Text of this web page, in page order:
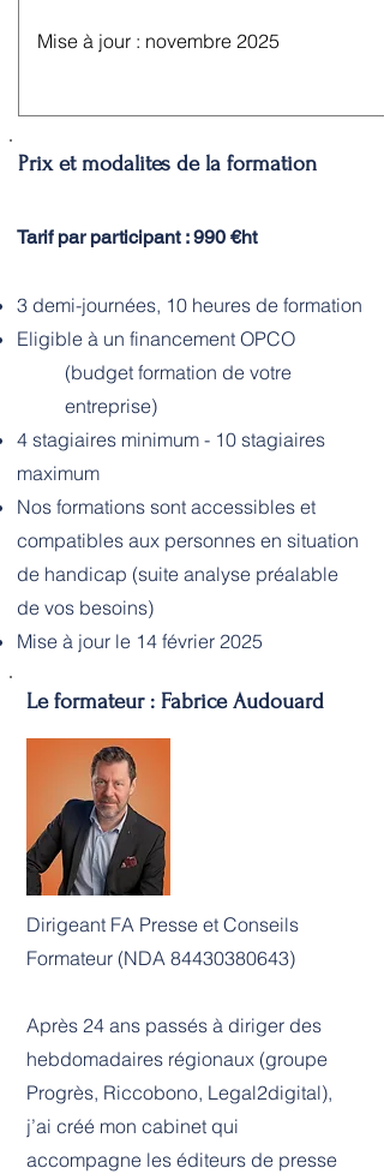
Mise à jour : novembre 2025
Prix et modalites de la formation
Tarif par participant : 990 €ht
3 demi-journées, 10 heures de formation
Eligible à un financement OPCO
(budget formation de votre
entreprise)
4 stagiaires minimum - 10 stagiaires
maximum
Nos formations sont accessibles et
compatibles aux personnes en situation
de handicap (suite analyse préalable
de vos besoins)
Mise à jour le 14 février 2025
Le formateur : Fabrice Audouard
Dirigeant FA Presse et Conseils
Formateur (NDA 84430380643)
Après 24 ans passés à diriger des
hebdomadaires régionaux (groupe
Progrès, Riccobono, Legal2digital),
j’ai créé mon cabinet qui
accompagne les éditeurs de presse